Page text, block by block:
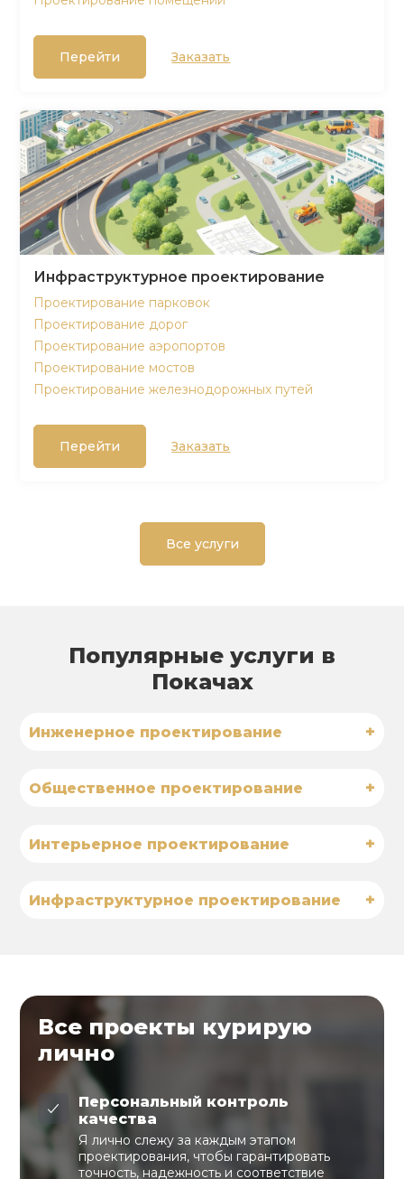
Перейти Заказать
Инфраструктурное проектирование
Проектирование парковок
Проектирование дорог
Проектирование аэропортов
Проектирование мостов
Проектирование железнодорожных путей
Перейти Заказать
Все услуги
Популярные услуги в
Покачах
Инженерное проектирование +
Общественное проектирование +
Интерьерное проектирование +
Инфраструктурное проектирование +
Все проекты курирую
лично
Персональный контроль
качества
Я лично слежу за каждым этапом
проектирования, чтобы гарантировать
точность, надежность и соответствие